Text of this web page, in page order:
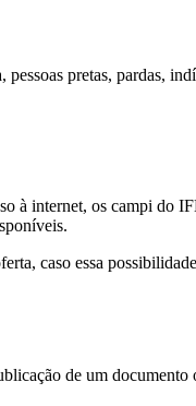
pretas, pardas,
à internet, os campi do
caso essa
de um documento